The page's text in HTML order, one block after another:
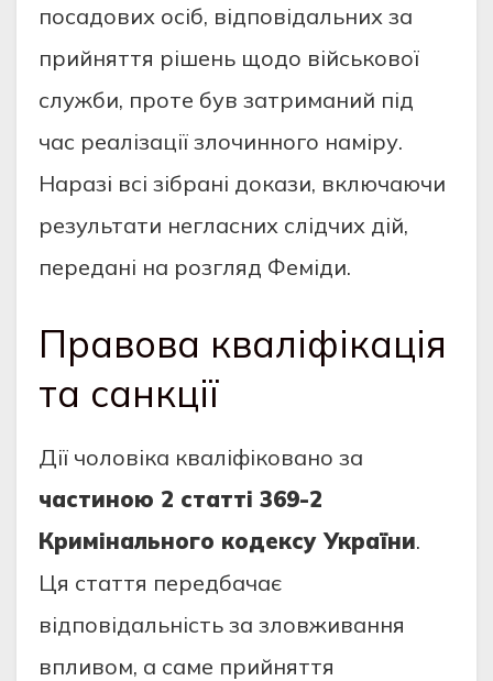
посадових осіб, відповідальних за
прийняття рішень щодо військової
служби, проте був затриманий під
час реалізації злочинного наміру.
Наразі всі зібрані докази, включаючи
результати негласних слідчих дій,
передані на розгляд Феміди.
Правова кваліфікація
та санкції
Дії чоловіка кваліфіковано за
частиною 2 статті 369-2
Кримінального кодексу України.
Ця стаття передбачає
відповідальність за зловживання
впливом, а саме прийняття